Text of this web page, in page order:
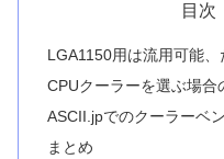
目次
LGA1150用は流用可能
CPUクーラーを選ぶ場合
ASCII.jpでのクーラーベ
まとめ